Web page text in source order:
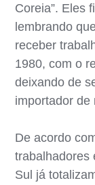
Coreia”. Eles
lembrando
receber
1980, com o
deixando de
importador de
De acordo
trabalhadores
Sul já